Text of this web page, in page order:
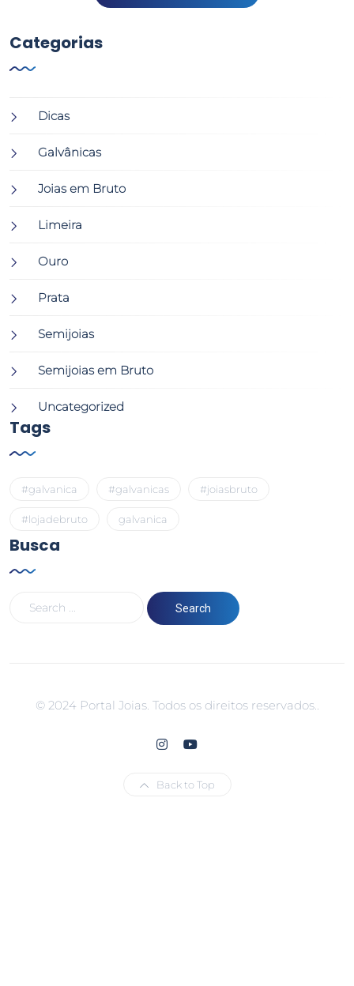
Categorias
Dicas
Galvânicas
Joias em Bruto
Limeira
Ouro
Prata
Semijoias
Semijoias em Bruto
Uncategorized
Tags
#galvanica #galvanicas #joiasbruto
#lojadebruto galvanica
Busca
© 2024 Portal Joias. Todos os direitos reservados..
Back to Top